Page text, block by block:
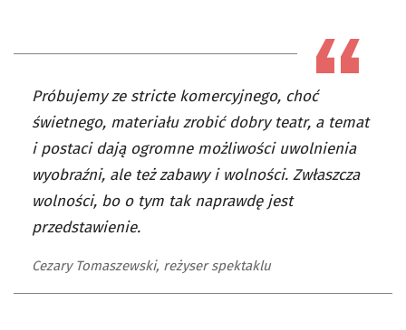
Próbujemy ze stricte komercyjnego, choć
świetnego, materiału zrobić dobry teatr, a temat
i postaci dają ogromne możliwości uwolnienia
wyobraźni, ale też zabawy i wolności. Zwłaszcza
wolności, bo o tym tak naprawdę jest
przedstawienie.
Cezary Tomaszewski, reżyser spektaklu